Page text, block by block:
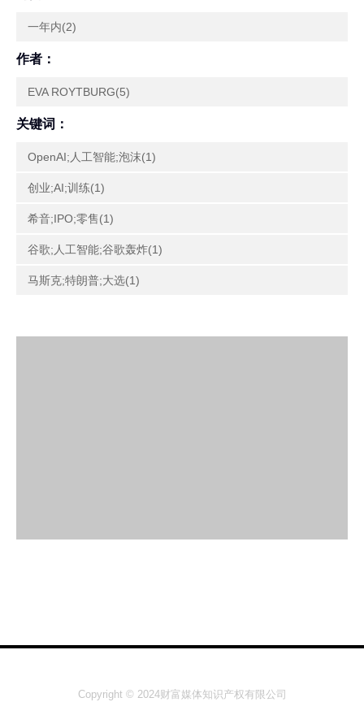
一年内(2)
作者：
EVA ROYTBURG(5)
关键词：
OpenAI;人工智能;泡沫(1)
创业;AI;训练(1)
希音;IPO;零售(1)
谷歌;人工智能;谷歌轰炸(1)
马斯克;特朗普;大选(1)
Copyright © 2024财富媒体知识产权有限公司